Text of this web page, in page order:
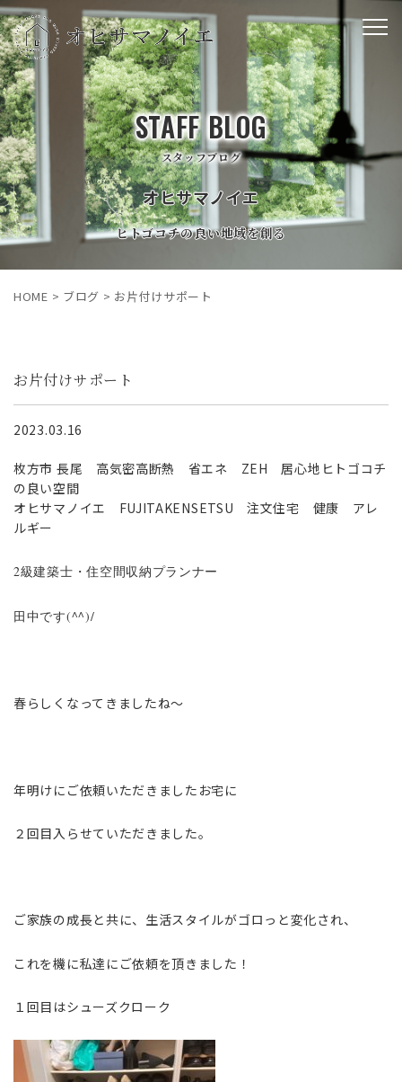
オヒサマノイエ
ヒトゴコチの良い地域を創る
STAFF BLOG
スタッフブログ
HOME > ブログ > お片付けサポート
お片付けサポート
2023.03.16
枚方市 長尾 高気密高断熱 省エネ ZEH 居心地ヒトゴコチ
の良い空間
オヒサマノイエ FUJITAKENSETSU 注文住宅 健康 アレ
ルギー
2級建築士・住空間収納プランナー
田中です(^^)/
春らしくなってきましたね～
年明けにご依頼いただきましたお宅に
２回目入らせていただきました。
ご家族の成長と共に、生活スタイルがゴロっと変化され、
これを機に私達にご依頼を頂きました！
１回目はシューズクローク